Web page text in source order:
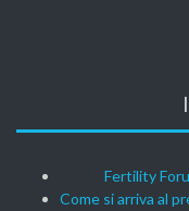
Fertility
Come si arriva al